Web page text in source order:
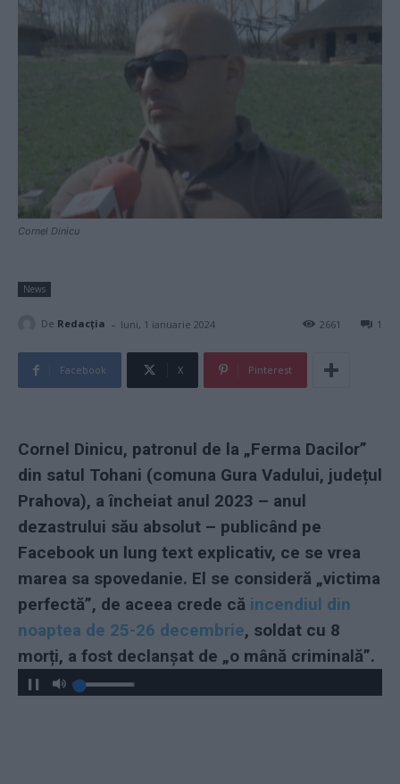
Cornel Dinicu
News
De Redacţia - luni, 1 ianuarie 2024 1
2661
Facebook X Pinterest
Cornel Dinicu, patronul de la „Ferma Dacilor”
din satul Tohani (comuna Gura Vadului, județul
Prahova), a încheiat anul 2023 – anul
dezastrului său absolut – publicând pe
Facebook un lung text explicativ, ce se vrea
marea sa spovedanie. El se consideră „victima
perfectă”, de aceea crede că incendiul din
noaptea de 25-26 decembrie, soldat cu 8
morți, a fost declanșat de „o mână criminală”.